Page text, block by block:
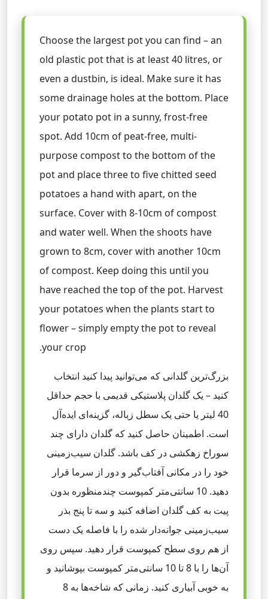
Choose the largest pot you can find – an
old plastic pot that is at least 40 litres, or
even a dustbin, is ideal. Make sure it has
some drainage holes at the bottom. Place
your potato pot in a sunny, frost-free
spot. Add 10cm of peat-free, multi-
purpose compost to the bottom of the
pot and place three to five chitted seed
potatoes a hand with apart, on the
surface. Cover with 8-10cm of compost
and water well. When the shoots have
grown to 8cm, cover with another 10cm
of compost. Keep doing this until you
have reached the top of the pot. Harvest
your potatoes when the plants start to
flower – simply empty the pot to reveal
your crop.
بزرگ‌ترین گلدانی که می‌توانید پیدا کنید انتخاب
کنید – یک گلدان پلاستیکی قدیمی با حجم حداقل
40 لیتر یا حتی یک سطل زباله، گزینه‌ای ایده‌آل
است. اطمینان حاصل کنید که گلدان دارای چند
سوراخ زهکشی در کف باشد. گلدان سیب‌زمینی
خود را در مکانی آفتاب‌گیر و دور از سرما قرار
دهید. 10 سانتی‌متر کمپوست چندمنظوره بدون
پیت به کف گلدان اضافه کنید و سه تا پنج بذر
سیب‌زمینی جوانه‌دار شده را با فاصله یک دست
از هم روی سطح کمپوست قرار دهید. سپس روی
آن‌ها را با 8 تا 10 سانتی‌متر کمپوست بپوشانید و
به خوبی آبیاری کنید. زمانی که شاخه‌ها به 8